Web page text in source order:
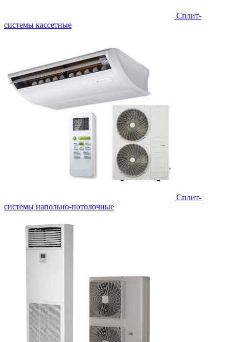
Сплит-
системы кассетные
Сплит-
системы напольно-потолочные